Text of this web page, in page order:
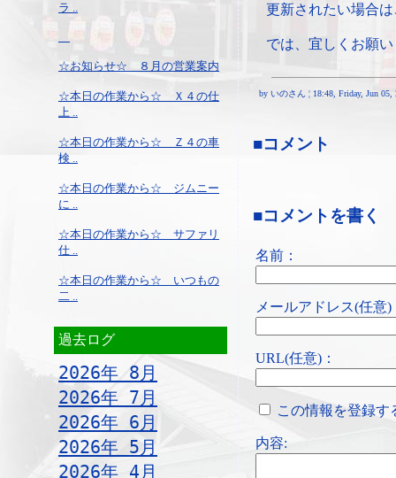
ラ ..
☆お知らせ☆ ８月の営業案内
☆本日の作業から☆ Ｘ４の仕
上 ..
☆本日の作業から☆ Ｚ４の車
検 ..
☆本日の作業から☆ ジムニー
に ..
☆本日の作業から☆ サファリ
仕 ..
☆本日の作業から☆ いつもの
二 ..
過去ログ
2026年 8月
2026年 7月
2026年 6月
2026年 5月
2026年 4月
更新されたい場合
では、宜しくお願
by いのさん ¦ 18:48, Friday, Jun 05,
■コメント
■コメントを書く
名前：
メールアドレス(任意)
URL(任意)：
この情報を登録す
内容: